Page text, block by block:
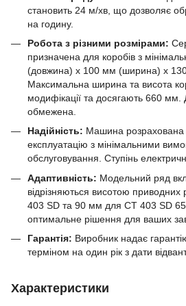
становить 24 м/хв, що дозволяє
на годину.
Робота з різними розмірами:
призначена для коробів з
(довжина) x 100 мм (ширина) x
Максимальна ширина та висота
модифікації та досягають 660
обмежена.
Надійність: Машина розрахована
експлуатацію з мінімальними
обслуговування. Ступінь
Адаптивність: Модельний ряд
відрізняються висотою
403 SD та 90 мм для CT 403 SD
оптимальне рішення для ваших
Гарантія: Виробник надає
терміном на один рік з дати
Характеристики